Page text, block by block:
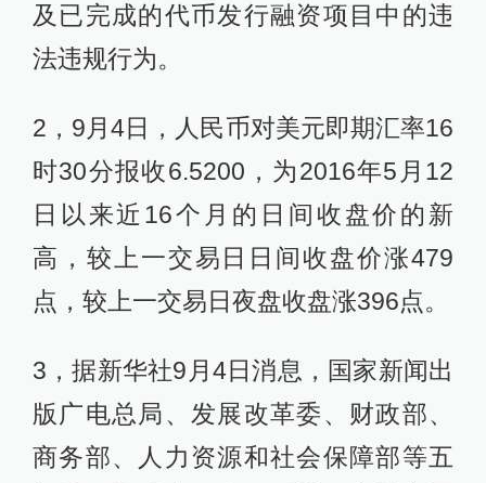
及已完成的代币发行融资项目中的违
法违规行为。
2，9月4日，人民币对美元即期汇率16
时30分报收6.5200，为2016年5月12
日以来近16个月的日间收盘价的新
高，较上一交易日日间收盘价涨479
点，较上一交易日夜盘收盘涨396点。
3，据新华社9月4日消息，国家新闻出
版广电总局、发展改革委、财政部、
商务部、人力资源和社会保障部等五